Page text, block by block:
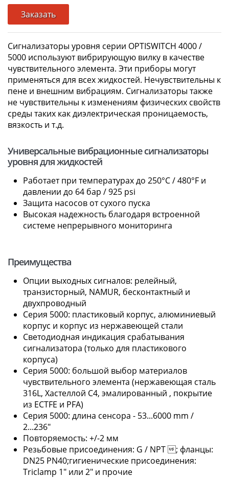
Заказать
Сигнализаторы уровня серии OPTISWITCH 4000 /
5000 используют вибрирующую вилку в качестве
чувствительного элемента. Эти приборы могут
применяться для всех жидкостей. Нечувствительны к
пене и внешним вибрациям. Сигнализаторы также
не чувствительны к изменениям физических свойств
среды таких как диэлектрическая проницаемость,
вязкость и т.д.
Универсальные вибрационные сигнализаторы
уровня для жидкостей
Работает при температурах до 250°C / 480°F и
давлении до 64 бар / 925 psi
Защита насосов от сухого пуска
Высокая надежность благодаря встроенной
системе непрерывного мониторинга
Преимущества
Опции выходных сигналов: релейный,
транзисторный, NAMUR, бесконтактный и
двухпроводный
Серия 5000: пластиковый корпус, алюминиевый
корпус и корпус из нержавеющей стали
Светодиодная индикация срабатывания
сигнализатора (только для пластикового
корпуса)
Серия 5000: большой выбор материалов
чувствительного элемента (нержавеющая сталь
316L, Хастеллой C4, эмалированный , покрытие
из ECTFE и PFA)
Серия 5000: длина сенсора - 53...6000 mm /
2...236"
Повторяемость: +/-2 мм
Резьбовые присоединения: G / NPT ; фланцы:
DN25 PN40;гигиенические присоединения:
Triclamp 1" или 2" и прочие